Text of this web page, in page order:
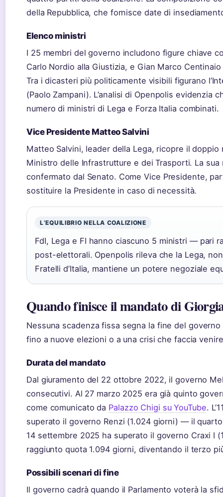
della Repubblica, che fornisce date di
Elenco ministri
I 25 membri del governo includono figure chiave
Carlo Nordio alla Giustizia, e Gian Marco
Tra i dicasteri più politicamente visibili figurano
(Paolo Zampani). L’analisi di Openpolis evidenzia
numero di ministri di Lega e Forza Italia combinati.
Vice Presidente Matteo Salvini
Matteo Salvini, leader della Lega, ricopre il
Ministro delle Infrastrutture e dei Trasporti. La
confermato dal Senato. Come Vice Presidente,
sostituire la Presidente in caso di necessità.
L’EQUILIBRIO NELLA COALIZIONE
FdI, Lega e FI hanno ciascuno 5 ministri — pari
post-elettorali. Openpolis rileva che la Lega,
Fratelli d’Italia, mantiene un potere negoziale
Quando finisce il mandato di
Nessuna scadenza fissa segna la fine del
fino a nuove elezioni o a una crisi che faccia
Durata del mandato
Dal giuramento del 22 ottobre 2022, il governo
consecutivi. Al 27 marzo 2025 era già quinto
come comunicato da Palazzo Chigi su YouTube.
superato il governo Renzi (1.024 giorni) — il
14 settembre 2025 ha superato il governo Craxi I
raggiunto quota 1.094 giorni, diventando il terzo
Possibili scenari di fine
Il governo cadrà quando il Parlamento voterà la